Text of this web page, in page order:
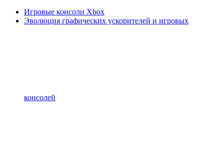
Игровые консоли Xbox
Эволюция графических ускорителей и игровых
консолей